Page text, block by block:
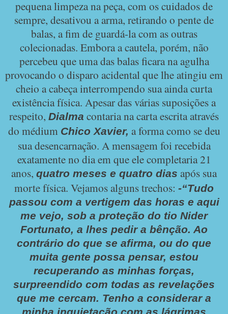
pequena limpeza na peça, com os cuidados de
sempre, desativou a arma, retirando o pente de
balas, a fim de guardá-la com as outras
colecionadas. Embora a cautela, porém, não
percebeu que uma das balas ficara na agulha
provocando o disparo acidental que lhe atingiu em
cheio a cabeça interrompendo sua ainda curta
existência física. Apesar das várias suposições a
respeito, Dialma contaria na carta escrita através
do médium Chico Xavier, a forma como se deu
sua desencarnação. A mensagem foi recebida
exatamente no dia em que ele completaria 21
anos, quatro meses e quatro dias após sua
morte física. Vejamos alguns trechos: -“Tudo
passou com a vertigem das horas e aqui
me vejo, sob a proteção do tio Nider
Fortunato, a lhes pedir a bênção. Ao
contrário do que se afirma, ou do que
muita gente possa pensar, estou
recuperando as minhas forças,
surpreendido com todas as revelações
que me cercam. Tenho a considerar a